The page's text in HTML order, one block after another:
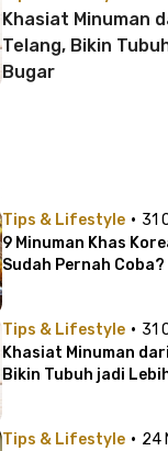
Khasiat Minuman
Telang, Bikin
Bugar
Tips & Lifestyle · 31
9 Minuman Khas
Sudah Pernah Coba?
Tips & Lifestyle · 31
Khasiat Minuman
Bikin Tubuh jadi
Tips & Lifestyle · 24